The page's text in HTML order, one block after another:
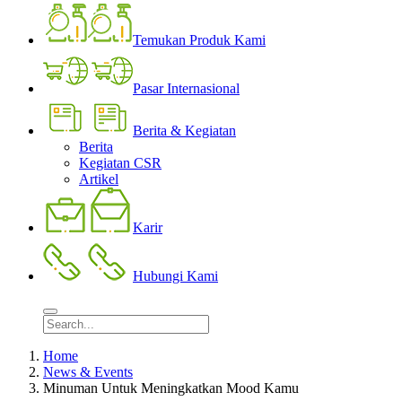
Temukan Produk Kami
Pasar Internasional
Berita & Kegiatan
Berita
Kegiatan CSR
Artikel
Karir
Hubungi Kami
Home
News & Events
Minuman Untuk Meningkatkan Mood Kamu